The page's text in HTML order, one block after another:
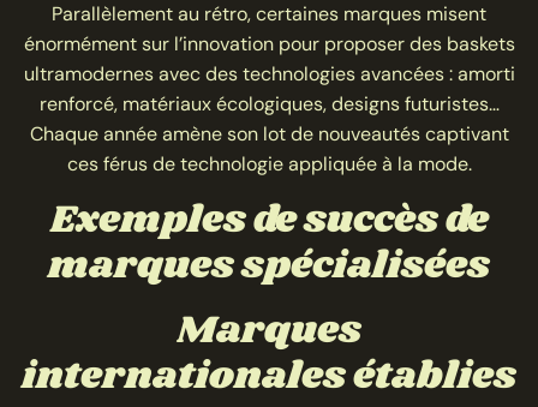
Parallèlement au rétro, certaines marques misent
énormément sur l’innovation pour proposer des baskets
ultramodernes avec des technologies avancées : amorti
renforcé, matériaux écologiques, designs futuristes…
Chaque année amène son lot de nouveautés captivant
ces férus de technologie appliquée à la mode.
Exemples de succès de
marques spécialisées
Marques
internationales établies